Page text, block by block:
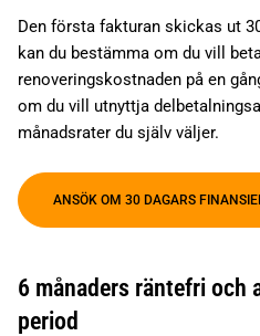
Den första fakturan skickas ut
kan du bestämma om du vill
renoveringskostnaden på en
om du vill utnyttja
månadsrater du själv väljer.
ANSÖK OM 30 DAGARS
6 månaders räntefri
period